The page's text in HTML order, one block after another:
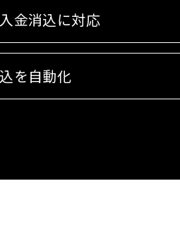
金消込に対応
を自動化